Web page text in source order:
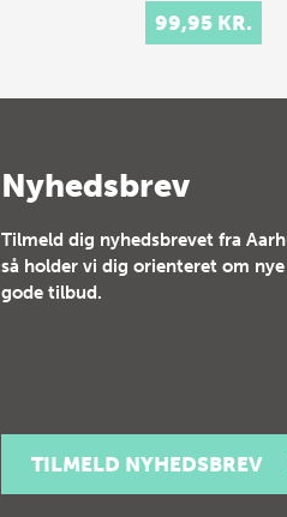
hinanden, står
99,95 KR.
Nyhedsbrev
Tilmeld dig nyhedsbrevet fra
så holder vi dig orienteret om
gode tilbud.
TILMELD NYHEDSBREV